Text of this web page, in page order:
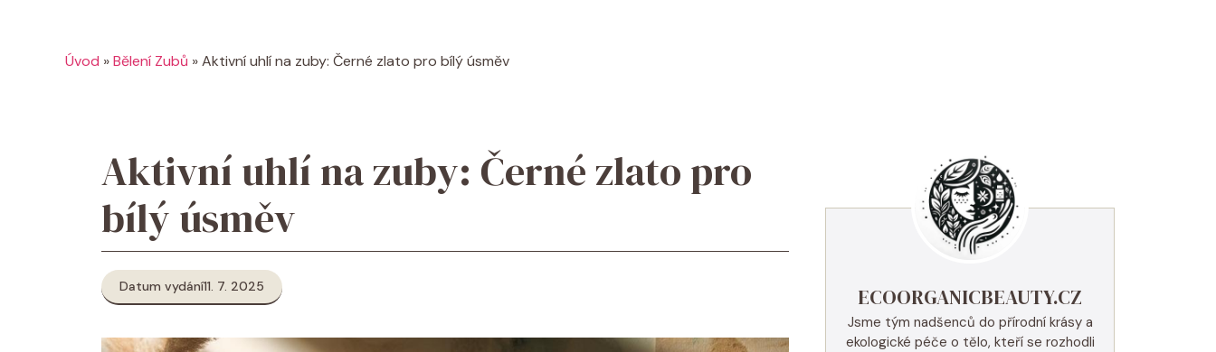
Úvod »Bělení Zubů »Aktivní uhlí na zuby: Černé zlato pro bílý úsměv
Aktivní uhlí na zuby: Černé zlato pro
bílý úsměv
Datum vydání11. 7. 2025 ECOORGANICBEAUTY.CZ
Jsme tým nadšenců do přírodní krásy a
ekologické péče o tělo, kteří se rozhodli